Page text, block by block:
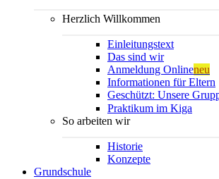
Herzlich Willkommen
Einleitungstext
Das sind wir
Anmeldung Onlineneu
Informationen für Eltern
Geschützt: Unsere
Praktikum im Kiga
So arbeiten wir
Historie
Konzepte
Grundschule